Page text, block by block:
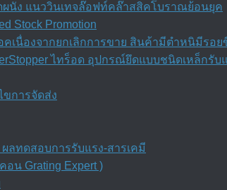
ผนัง แนววินเทจล๊อฟท์คล๊าสสิคโบราณย้อนยุค
Stock Promotion
นื่องจากยกเลิกการขาย สินค้ามีตำหนิมีรอย
ไทร็อด อุปกรณ์ยึดแบบชนิดเหล็กรับ
การจัดส่ง
ลทดสอบการรับแรง-สารเคมี
อน Grating Expert )